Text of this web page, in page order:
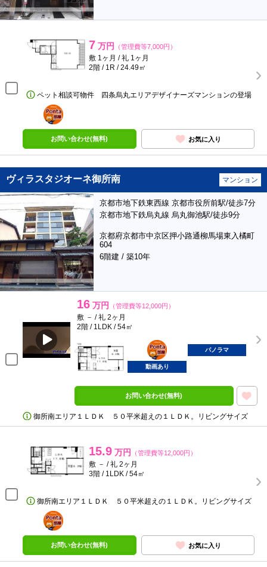
7 万円 （管理費等7,000円）
敷 1ヶ月 / 礼 1ヶ月
2階 / 1R / 24.49㎡
ペット相談可物件 四条烏丸エリアデザイナーズマンションの登場
ポンタ
部屋
お問い合わせ(無料) お気に入り
ヴィラスタジオーネ御所南 マンション
京都市地下鉄東西線 京都市役所前駅/徒歩7分
京都市地下鉄烏丸線 烏丸御池駅/徒歩9分
京都府京都市中京区押小路通柳馬場東入橘町
604
6階建 / 築10年
16 万円 （管理費等12,000円）
敷 － / 礼 2ヶ月
2階 / 1LDK / 54㎡
ポンタ
部屋
パノラマ
動画あり
お問い合わせ(無料)
御所南エリア１ＬＤＫ ５０平米超えの１ＬＤＫ。リビングサイズ
15.9 万円 （管理費等12,000円）
敷 － / 礼 2ヶ月
3階 / 1LDK / 54㎡
御所南エリア１ＬＤＫ ５０平米超えの１ＬＤＫ。リビングサイズ
ポンタ
部屋
お問い合わせ(無料) お気に入り